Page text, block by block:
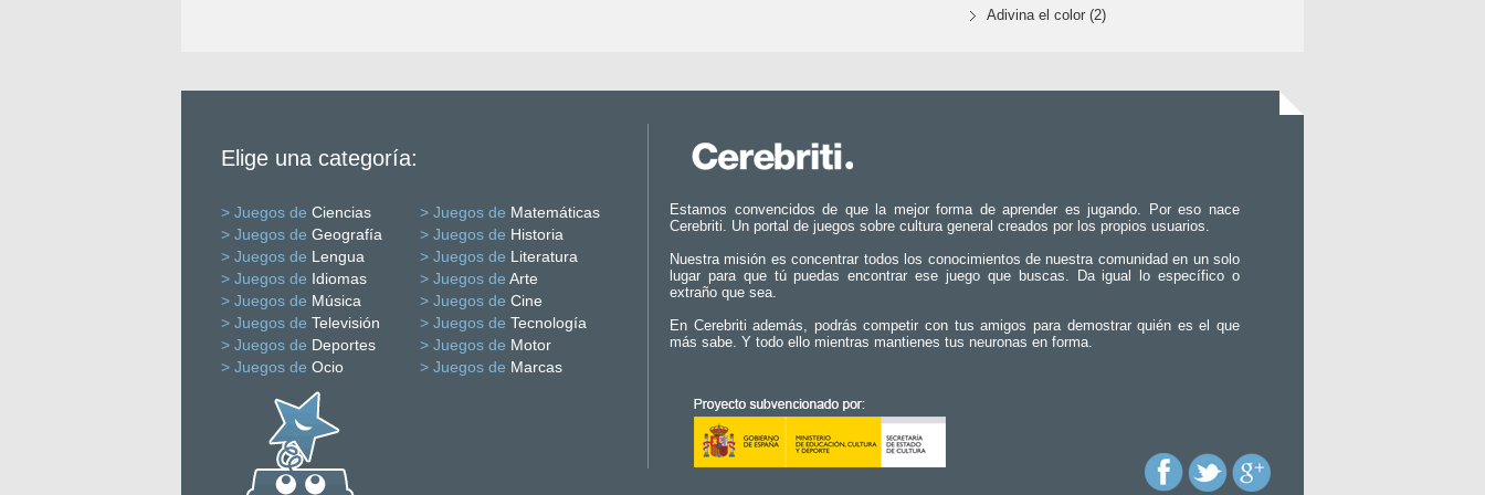
Adivina el color (2)
Elige una categoría:
> Juegos de Ciencias > Juegos de Matemáticas
> Juegos de Geografía > Juegos de Historia
> Juegos de Lengua > Juegos de Literatura
> Juegos de Idiomas > Juegos de Arte
> Juegos de Música > Juegos de Cine
> Juegos de Televisión > Juegos de Tecnología
> Juegos de Deportes > Juegos de Motor
> Juegos de Ocio > Juegos de Marcas
Estamos convencidos de que la mejor forma de aprender es jugando. Por eso nace
Cerebriti. Un portal de juegos sobre cultura general creados por los propios usuarios.
Nuestra misión es concentrar todos los conocimientos de nuestra comunidad en un solo
lugar para que tú puedas encontrar ese juego que buscas. Da igual lo específico o
extraño que sea.
En Cerebriti además, podrás competir con tus amigos para demostrar quién es el que
más sabe. Y todo ello mientras mantienes tus neuronas en forma.